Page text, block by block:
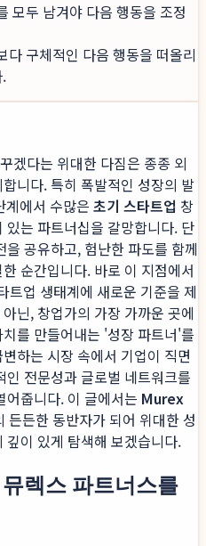
모두 남겨야 다음 행동을 조정
다 구체적인 다음 행동을 떠올리
겠다는 위대한 다짐은 종종 외
니다. 특히 폭발적인 성장의 발
계에서 수많은 초기 스타트업 창
는 파트너십을 갈망합니다. 단
공유하고, 험난한 파도를 함께
순간입니다. 바로 이 지점에서
트업 생태계에 새로운 기준을 제
아닌, 창업가의 가장 가까운 곳에
를 만들어내는 '성장 파트너'를
하는 시장 속에서 기업이 직면
전문성과 글로벌 네트워크를
어줍니다. 이 글에서는 Murex
든든한 동반자가 되어 위대한 성
이 있게 탐색해 보겠습니다.
렉스 파트너스를